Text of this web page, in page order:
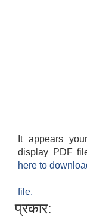
It appears
display PDF
here to
file.
प्रकार: